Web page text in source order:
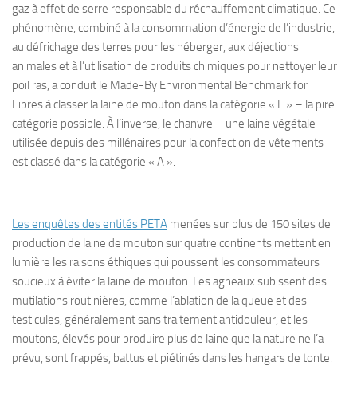
gaz à effet de serre responsable du réchauffement climatique. Ce
phénomène, combiné à la consommation d’énergie de l’industrie,
au défrichage des terres pour les héberger, aux déjections
animales et à l’utilisation de produits chimiques pour nettoyer leur
poil ras, a conduit le Made-By Environmental Benchmark for
Fibres à classer la laine de mouton dans la catégorie « E » – la pire
catégorie possible. À l’inverse, le chanvre – une laine végétale
utilisée depuis des millénaires pour la confection de vêtements –
est classé dans la catégorie « A ».
Les enquêtes des entités PETA menées sur plus de 150 sites de
production de laine de mouton sur quatre continents mettent en
lumière les raisons éthiques qui poussent les consommateurs
soucieux à éviter la laine de mouton. Les agneaux subissent des
mutilations routinières, comme l’ablation de la queue et des
testicules, généralement sans traitement antidouleur, et les
moutons, élevés pour produire plus de laine que la nature ne l’a
prévu, sont frappés, battus et piétinés dans les hangars de tonte.